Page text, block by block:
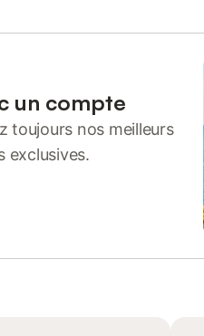
un compte
toujours nos meilleurs
exclusives.